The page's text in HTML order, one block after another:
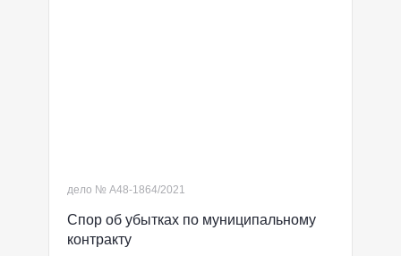
дело № А48-1864/2021
Спор об убытках по муниципальному
контракту